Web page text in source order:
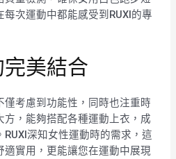
次運動中都能感受到RUXI的專
美結合
考慮到功能性，同時也注重時
方，能夠搭配各種運動上衣，成
深知女性運動時的需求，這
實用，更能讓您在運動中展現